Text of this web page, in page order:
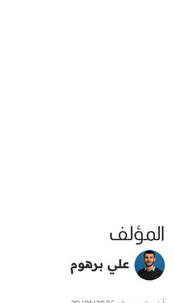
المؤلف
علي برهوم